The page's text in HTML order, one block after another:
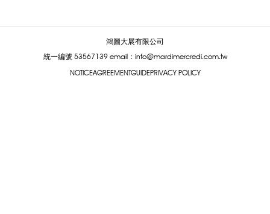
鴻圖大展有限公司
統一編號 53567139 email：info@mardimercredi.com.tw
NOTICEAGREEMENTGUIDEPRIVACY POLICY